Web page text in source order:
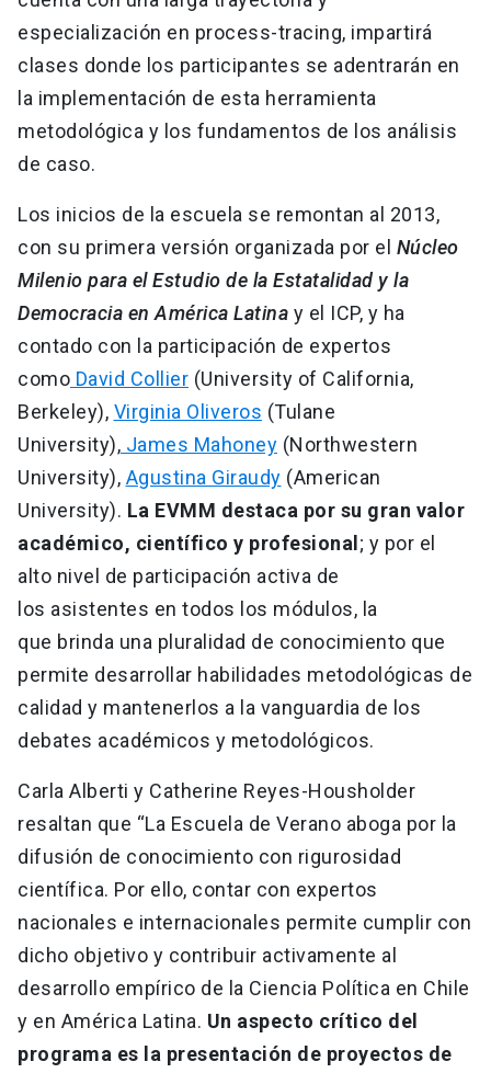
especialización en process-tracing, impartirá
clases donde los participantes se adentrarán en
la implementación de esta herramienta
metodológica y los fundamentos de los análisis
de caso.
Los inicios de la escuela se remontan al 2013,
con su primera versión organizada por el Núcleo
Milenio para el Estudio de la Estatalidad y la
Democracia en América Latina y el ICP, y ha
contado con la participación de expertos
como David Collier (University of California,
Berkeley), Virginia Oliveros (Tulane
University), James Mahoney (Northwestern
University), Agustina Giraudy (American
University). La EVMM destaca por su gran valor
académico, científico y profesional ; y por el
alto nivel de participación activa de
los asistentes en todos los módulos, la
que brinda una pluralidad de conocimiento que
permite desarrollar habilidades metodológicas de
calidad y mantenerlos a la vanguardia de los
debates académicos y metodológicos.
Carla Alberti y Catherine Reyes-Housholder
resaltan que “La Escuela de Verano aboga por la
difusión de conocimiento con rigurosidad
científica. Por ello, contar con expertos
nacionales e internacionales permite cumplir con
dicho objetivo y contribuir activamente al
desarrollo empírico de la Ciencia Política en Chile
y en América Latina. Un aspecto crítico del
programa es la presentación de proyectos de